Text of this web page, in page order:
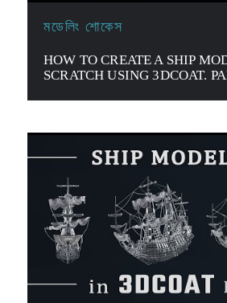
মডেলিং শোকেস
HOW TO CREATE A SHIP
SCRATCH USING 3DCOAT.